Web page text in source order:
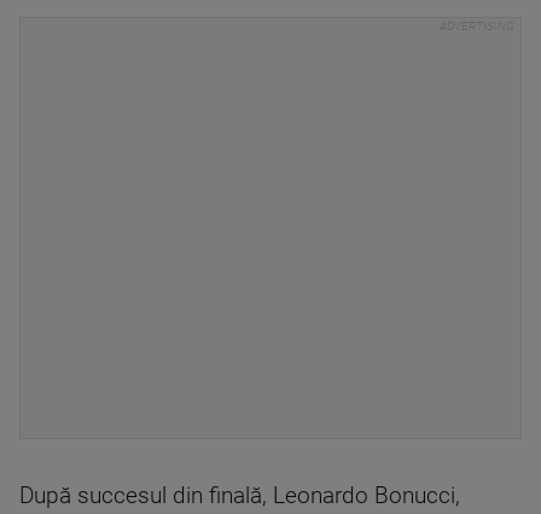
După succesul din finală, Leonardo Bonucci,